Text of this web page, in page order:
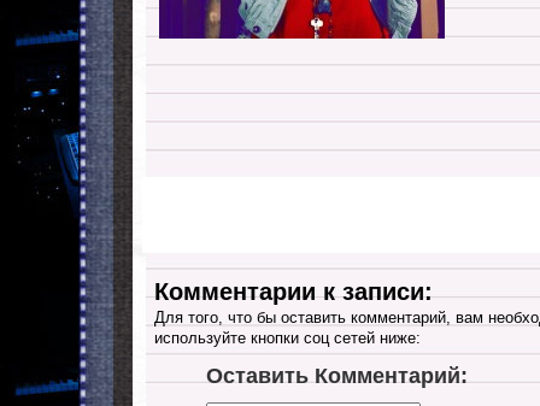
Комментарии к записи:
Для того, что бы оставить комментарий, вам
используйте кнопки соц сетей ниже:
Оставить Комментарий: